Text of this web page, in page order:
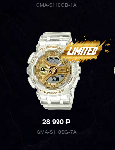
GMA-S110GB-1A
28 990P
GMA-S110SG-7A